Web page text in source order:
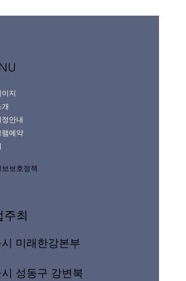
지
안내
램예약
보호정책
주최
미래한강본부
성동구 강변북